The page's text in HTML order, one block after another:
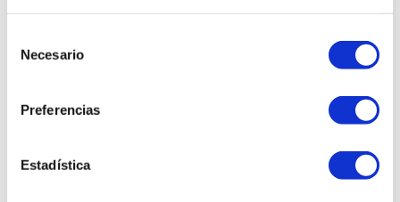
Necesario
Preferencias
Estadística
Related products